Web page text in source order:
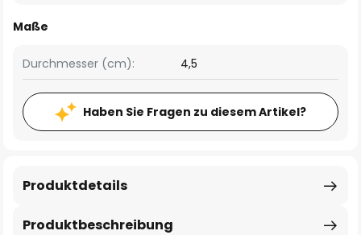
Maße
Durchmesser (cm): 4,5
Haben Sie Fragen zu diesem Artikel?
Produktbeschreibung
Produktdetails